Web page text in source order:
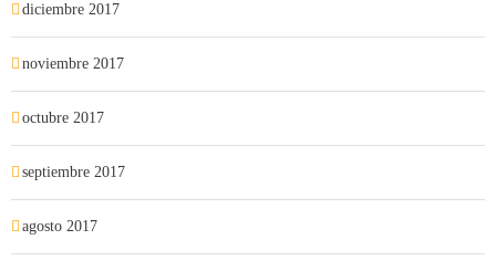
diciembre 2017
noviembre 2017
octubre 2017
septiembre 2017
agosto 2017